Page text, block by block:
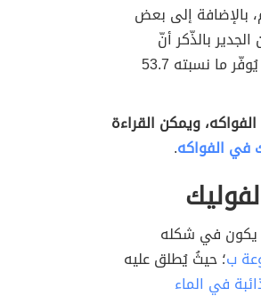
بالإضافة إلى بعض
بالذّكر أنّ
استهلاك كوبٍ واحدٍ من فاكهة البابايا يُوفّر ما نسبته 53.7
ويمكن القراءة
في الفواكه.
يكون في شكله
ب؛ حيثُ يُطلق عليه
في الماء